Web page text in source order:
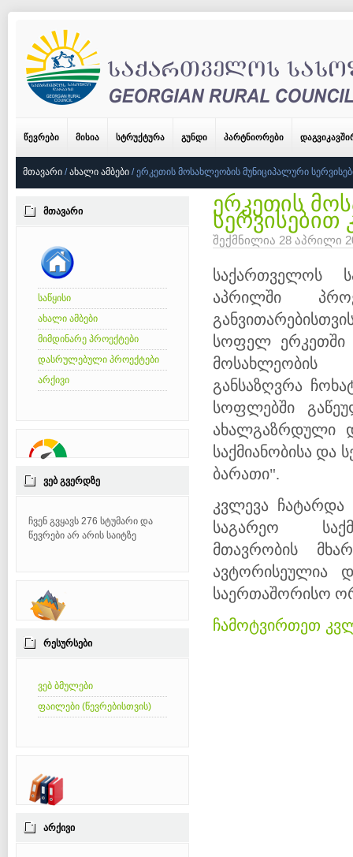
ᲬᲔᲕᲠᲔᲑᲘ ᲛᲘᲡᲘᲐ ᲡᲢᲠᲣᲥᲢᲣᲠᲐ ᲒᲣᲜᲓᲘ ᲞᲐᲠᲢᲜᲘᲝᲠᲔᲑᲘ
ᲛᲗᲐᲕᲐᲠᲘ / ᲐᲮᲐᲚᲘ ᲐᲛᲑᲔᲑᲘ /ᲔᲠᲙᲔᲗᲘᲡ ᲛᲝᲡᲐᲮᲚᲔᲝᲑᲘᲡ ᲛᲣᲜᲘᲪᲘᲞᲐᲚᲣᲠᲘ
ᲛᲗᲐᲕᲐᲠᲘ
საწყისი
ახალი ამბები
მიმდინარე პროექტები
დასრულებული პროექტები
არქივი
ᲕᲔᲑ ᲒᲕᲔᲠᲓᲖᲔ
ჩვენ გვყავს 276 სტუმარი და
წევრები არ არის საიტზე
ᲠᲔᲡᲣᲠᲡᲔᲑᲘ
ვებ ბმულები
ფაილები (წევრებისთვის)
ᲐᲠᲥᲘᲕᲘ
ერკეთის
სერვისებით
შექმნილია 28 აპრილი
საქართველოს
აპრილში
სოფელ
განსაზღვრა
სოფლებში
ახალგაზრდული
საქმიანობისა და
ბარათი".
კვლევა ჩატარდა
საგარეო
მთავრობის
ავტორისეულია
საერთაშორისო
ჩამოტვირთეთ